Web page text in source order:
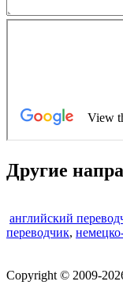
Другие
английский
переводчик,
Copyright © 2009-